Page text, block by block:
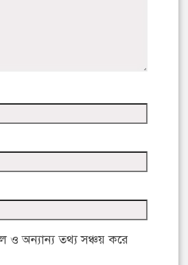
অন্যান্য তথ্য সঞ্চয় করে